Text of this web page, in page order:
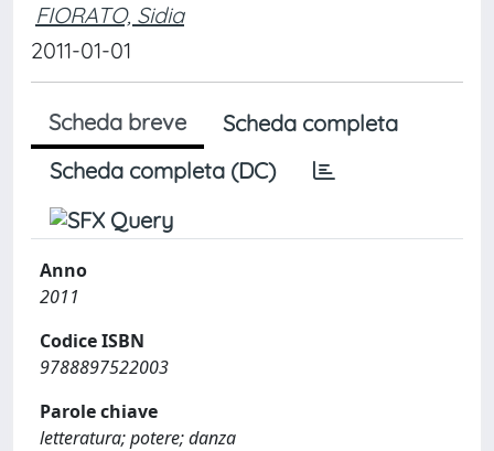
FIORATO, Sidia
2011-01-01
Scheda breve
Scheda completa
Scheda completa (DC)
Anno
2011
Codice ISBN
9788897522003
Parole chiave
letteratura; potere; danza